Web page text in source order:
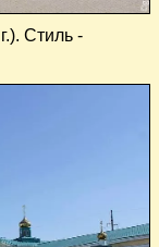
Стиль -